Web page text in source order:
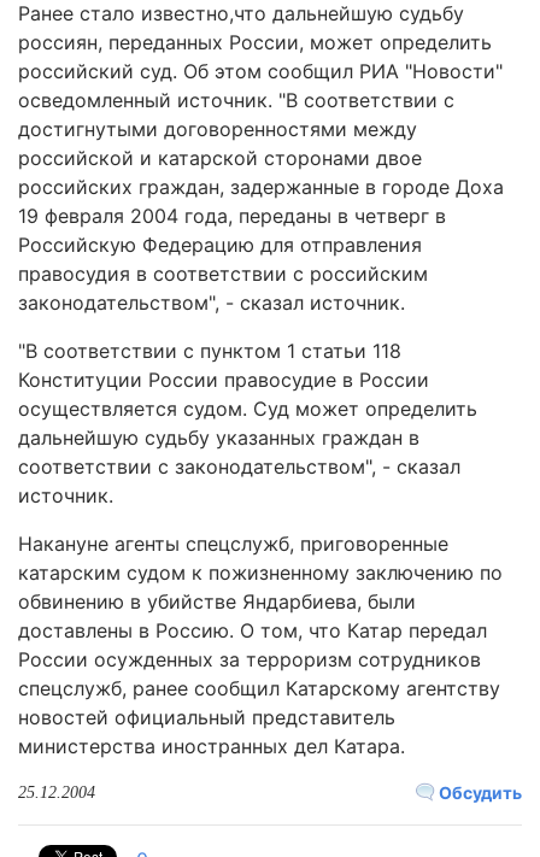
Ранее стало известно,что дальнейшую судьбу
россиян, переданных России, может определить
российский суд. Об этом сообщил РИА "Новости"
осведомленный источник. "В соответствии с
достигнутыми договоренностями между
российской и катарской сторонами двое
российских граждан, задержанные в городе Доха
19 февраля 2004 года, переданы в четверг в
Российскую Федерацию для отправления
правосудия в соответствии с российским
законодательством", - сказал источник.
"В соответствии с пунктом 1 статьи 118
Конституции России правосудие в России
осуществляется судом. Суд может определить
дальнейшую судьбу указанных граждан в
соответствии с законодательством", - сказал
источник.
Накануне агенты спецслужб, приговоренные
катарским судом к пожизненному заключению по
обвинению в убийстве Яндарбиева, были
доставлены в Россию. О том, что Катар передал
России осужденных за терроризм сотрудников
спецслужб, ранее сообщил Катарскому агентству
новостей официальный представитель
министерства иностранных дел Катара.
Обсудить
25.12.2004